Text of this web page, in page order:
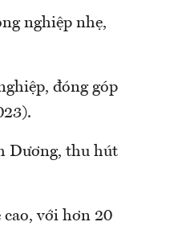
nghiệp nhẹ,
đóng góp
Dương, thu hút
cao, với hơn 20